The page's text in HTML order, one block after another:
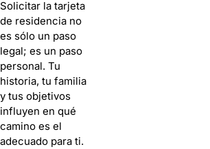
Solicitar la tarjeta
de residencia no
es sólo un paso
legal; es un paso
personal. Tu
historia, tu familia
y tus objetivos
influyen en qué
camino es el
adecuado para ti.